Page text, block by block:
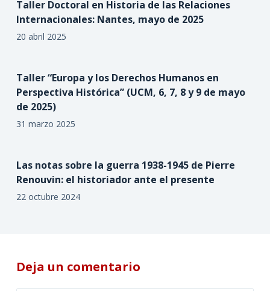
Taller Doctoral en Historia de las Relaciones
Internacionales: Nantes, mayo de 2025
20 abril 2025
Taller “Europa y los Derechos Humanos en
Perspectiva Histórica” (UCM, 6, 7, 8 y 9 de mayo
de 2025)
31 marzo 2025
Las notas sobre la guerra 1938-1945 de Pierre
Renouvin: el historiador ante el presente
22 octubre 2024
Deja un comentario